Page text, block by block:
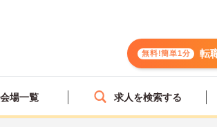
無料!簡単1分 転
場一覧 求人を検索する